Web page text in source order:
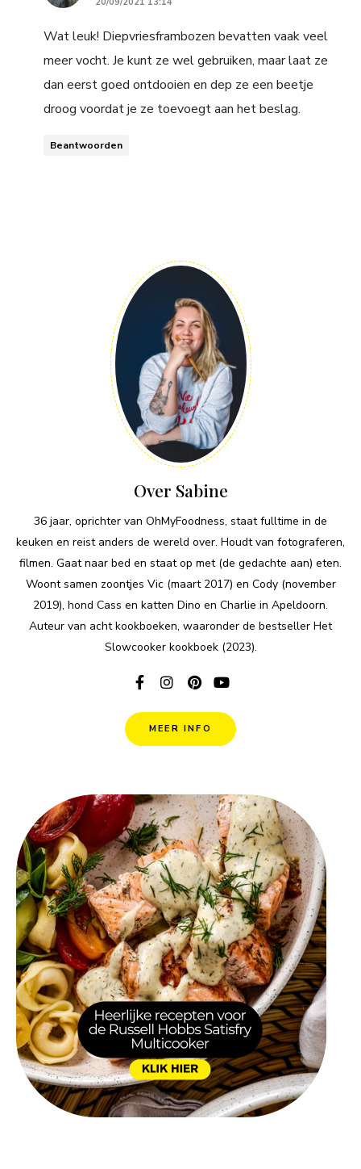
Wat leuk! Diepvriesframbozen bevatten vaak veel
meer vocht. Je kunt ze wel gebruiken, maar laat ze
dan eerst goed ontdooien en dep ze een beetje
droog voordat je ze toevoegt aan het beslag.
Beantwoorden
Over Sabine
36 jaar, oprichter van OhMyFoodness, staat fulltime in de
keuken en reist anders de wereld over. Houdt van fotograferen,
filmen. Gaat naar bed en staat op met (de gedachte aan) eten.
Woont samen zoontjes Vic (maart 2017) en Cody (november
2019), hond Cass en katten Dino en Charlie in Apeldoorn.
Auteur van acht kookboeken, waaronder de bestseller Het
Slowcooker kookboek (2023).
MEER INFO